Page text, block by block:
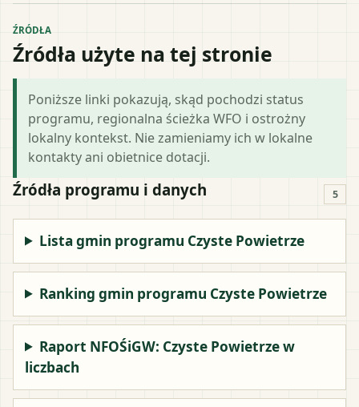
ŹRÓDŁA
Źródła użyte na tej stronie
Poniższe linki pokazują, skąd pochodzi status
programu, regionalna ścieżka WFO i ostrożny
lokalny kontekst. Nie zamieniamy ich w lokalne
kontakty ani obietnice dotacji.
Źródła programu i danych 5
Lista gmin programu Czyste Powietrze
Ranking gmin programu Czyste Powietrze
Raport NFOŚiGW: Czyste Powietrze w
liczbach